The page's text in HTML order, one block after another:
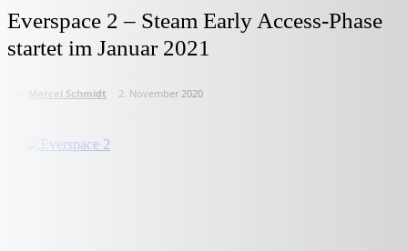
Everspace 2 – Steam Early Access-Phase
startet im Januar 2021
Marcel Schmidt 2. November 2020